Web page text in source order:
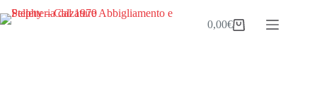
al
Carrello
0,00€